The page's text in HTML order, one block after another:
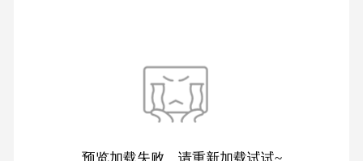
预览加载失败，请重新加载试试~